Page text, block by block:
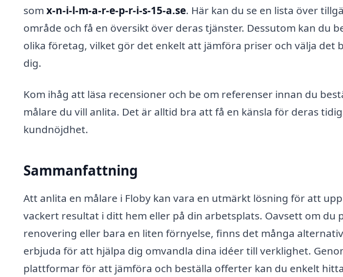
som x-n-i-l-m-a-r-e-p-r-i-s-15-a.se. Här kan du se en lista över
område och få en översikt över deras tjänster. Dessutom kan du
olika företag, vilket gör det enkelt att jämföra priser och välja det
dig.
Kom ihåg att läsa recensioner och be om referenser innan du
målare du vill anlita. Det är alltid bra att få en känsla för deras
kundnöjdhet.
Sammanfattning
Att anlita en målare i Floby kan vara en utmärkt lösning för att
vackert resultat i ditt hem eller på din arbetsplats. Oavsett om du
renovering eller bara en liten förnyelse, finns det många
erbjuda för att hjälpa dig omvandla dina idéer till verklighet.
plattformar för att jämföra och beställa offerter kan du enkelt